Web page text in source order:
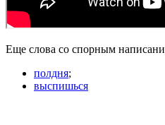
Еще слова со спорным
полдня;
выспишься